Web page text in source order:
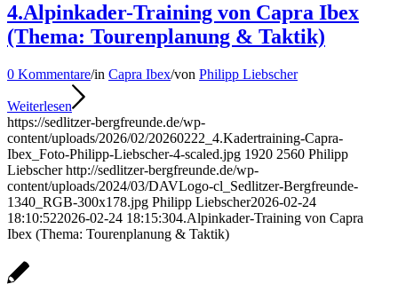
4.Alpinkader-Training von Capra Ibex
(Thema: Tourenplanung & Taktik)
0 Kommentare/in Capra Ibex/von Philipp Liebscher
Weiterlesen
https://sedlitzer-bergfreunde.de/wp-
content/uploads/2026/02/20260222_4.Kadertraining-Capra-
Ibex_Foto-Philipp-Liebscher-4-scaled.jpg 1920 2560 Philipp
Liebscher http://sedlitzer-bergfreunde.de/wp-
content/uploads/2024/03/DAVLogo-cl_Sedlitzer-Bergfreunde-
1340_RGB-300x178.jpg Philipp Liebscher2026-02-24
18:10:522026-02-24 18:15:304.Alpinkader-Training von Capra
Ibex (Thema: Tourenplanung & Taktik)